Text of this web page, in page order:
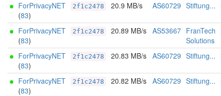
ForPrivacyNET
(83)
2f1c2478 20.9 MB/s AS60729 Stiftung...
ForPrivacyNET
(83)
2f1c2478 20.89 MB/s AS53667 FranTech
Solutions
ForPrivacyNET
(83)
2f1c2478 20.83 MB/s AS60729 Stiftung...
ForPrivacyNET
(83)
2f1c2478 20.82 MB/s AS60729 Stiftung...